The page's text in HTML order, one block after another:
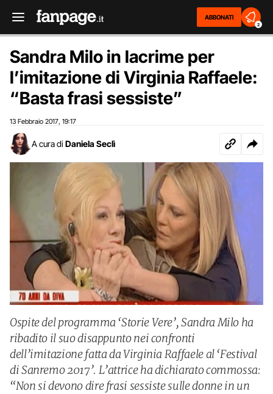
ABBONATI
2
Sandra Milo in lacrime per
l’imitazione di Virginia Raffaele:
“Basta frasi sessiste”
13 Febbraio 2017 19:17
A cura di Daniela Seclì
Ospite del programma ‘Storie Vere’, Sandra Milo ha
ribadito il suo disappunto nei confronti
dell’imitazione fatta da Virginia Raffaele al ‘Festival
di Sanremo 2017’. L’attrice ha dichiarato commossa:
“Non si devono dire frasi sessiste sulle donne in un